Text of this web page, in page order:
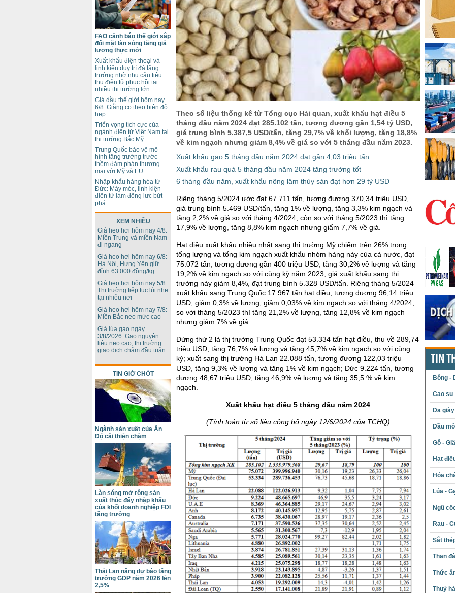
Theo số liệu thống kê từ Tổng cục Hải quan, xuất khẩu hạt điều 5
tháng đầu năm 2024 đạt 285.102 tấn, tương đương gần 1,54 tỷ USD,
giá trung bình 5.387,5 USD/tấn, tăng 29,7% về khối lượng, tăng 18,8%
về kim ngạch nhưng giảm 8,4% về giá so với 5 tháng đầu năm 2023.
Xuất khẩu gạo 5 tháng đầu năm 2024 đạt gần 4,03 triệu tấn
Xuất khẩu rau quả 5 tháng đầu năm 2024 tăng trưởng tốt
6 tháng đầu năm, xuất khẩu nông lâm thủy sản đạt hơn 29 tỷ USD
Riêng tháng 5/2024 ước đạt 67.711 tấn, tương đương 370,34 triệu USD,
giá trung bình 5.469 USD/tấn, tăng 1% về lượng, tăng 3,3% kim ngạch và
tăng 2,2% về giá so với tháng 4/2024; còn so với tháng 5/2023 thì tăng
17,9% về lượng, tăng 8,8% kim ngạch nhưng giẩm 7,7% về giá.
Hạt điều xuất khẩu nhiều nhất sang thị trường Mỹ chiếm trên 26% trong
tổng lượng và tổng kim ngạch xuất khẩu nhóm hàng này của cả nước, đạt
75.072 tấn, tương đương gần 400 triệu USD, tăng 30,2% về lượng và tăng
19,2% về kim ngạch so với cùng kỳ năm 2023, giá xuất khẩu sang thị
trường này giảm 8,4%, đạt trung bình 5.328 USD/tấn. Riêng tháng 5/2024
xuất khẩu sang Trung Quốc 17.967 tấn hạt điều, tương đương 96,14 triệu
USD, giảm 0,3% về lượng, giảm 0,03% về kim ngạch so với tháng 4/2024;
so với tháng 5/2023 thì tăng 21,2% về lượng, tăng 12,8% về kim ngạch
nhưng giảm 7% về giá.
Đứng thứ 2 là thị trường Trung Quốc đạt 53.334 tấn hạt điều, thu về 289,74
triệu USD, tăng 76,7% về lượng và tăng 45,7% về kim ngạch so với cùng
kỳ; xuất sang thị trường Hà Lan 22.088 tấn, tương đương 122,03 triệu
USD, tăng 9,3% về lượng và tăng 1% về kim ngạch; Đức 9.224 tấn, tương
đương 48,67 triệu USD, tăng 46,9% về lượng và tăng 35,5 % về kim
ngạch.
Xuất khẩu hạt điều 5 tháng đầu năm 2024
(Tính toán từ số liệu công bố ngày 12/6/2024 của TCHQ)
FAO cảnh báo thế giới sắp
đối mặt làn sóng tăng giá
lương thực mới
Xuất khẩu điện thoại và
linh kiện duy trì đà tăng
trưởng nhờ nhu cầu tiêu
thụ điện tử phục hồi tại
nhiều thị trường lớn
Giá dầu thế giới hôm nay
6/8: Giằng co theo biên độ
hẹp
Triển vọng tích cực của
ngành điện tử Việt Nam tại
thị trường Bắc Mỹ
Trung Quốc bảo vệ mô
hình tăng trưởng trước
thềm đàm phán thương
mại với Mỹ và EU
Nhập khẩu hàng hóa từ
Đức: Máy móc, linh kiện
điện tử làm động lực bứt
phá
XEM NHIỀU
Giá heo hơi hôm nay 4/8:
Miền Trung và miền Nam
đi ngang
Giá heo hơi hôm nay 6/8:
Hà Nội, Hưng Yên giữ
đỉnh 63.000 đồng/kg
Giá heo hơi hôm nay 5/8:
Thị trường tiếp tục lùi nhẹ
tại nhiều nơi
Giá heo hơi hôm nay 7/8:
Miền Bắc neo mức cao
Giá lúa gạo ngày
3/8/2026: Gạo nguyên
liệu neo cao, thị trường
giao dịch chậm đầu tuần
TIN GIỜ CHÓT
Ngành sản xuất của Ấn
Độ cải thiện chậm
Làn sóng mở rộng sản
xuất thúc đẩy nhập khẩu
của khối doanh nghiệp FDI
tăng trưởng
Thái Lan nâng dự báo tăng
trưởng GDP năm 2026 lên
2,5%
TIN
Bông -
Cao su
Da giày
Dầu
Gỗ -
Hạt
Hóa
Lúa -
Ngũ
Rau -
Sắt
Than đá
Thức
Thuỷ